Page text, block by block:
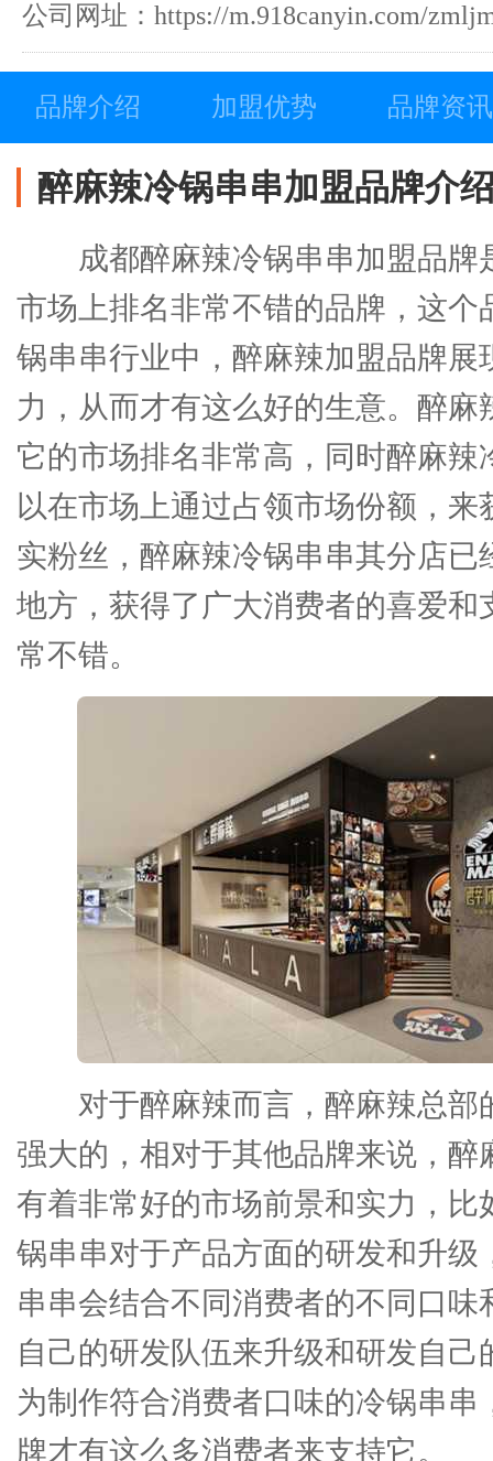
公司网址：https://m.918canyin.com/
品牌介绍 加盟优势 品牌资讯
醉麻辣冷锅串串加盟品牌介
成都醉麻辣冷锅串串加盟品牌
市场上排名非常不错的品牌，这个
锅串串行业中，醉麻辣加盟品牌展
力，从而才有这么好的生意。醉麻
它的市场排名非常高，同时醉麻辣
以在市场上通过占领市场份额，来
实粉丝，醉麻辣冷锅串串其分店已
地方，获得了广大消费者的喜爱和
常不错。
对于醉麻辣而言，醉麻辣总部
强大的，相对于其他品牌来说，醉
有着非常好的市场前景和实力，比
锅串串对于产品方面的研发和升级
串串会结合不同消费者的不同口味
自己的研发队伍来升级和研发自己
为制作符合消费者口味的冷锅串串
牌才有这么多消费者来支持它。